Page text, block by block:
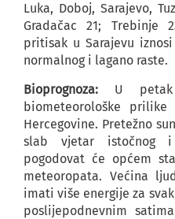
Luka, Doboj, Sarajevo,
Gradačac 21; Trebinje
pritisak u Sarajevu
normalnog i lagano raste.
Bioprognoza: U petak
biometeorološke
Hercegovine. Pretežno
slab vjetar istočnog i
pogodovat će općem
meteoropata. Većina
imati više energije za
poslijepodnevnim